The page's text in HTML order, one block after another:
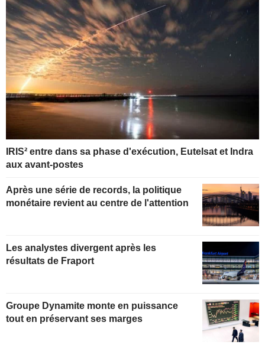
IRIS² entre dans sa phase d'exécution, Eutelsat et Indra
aux avant-postes
Après une série de records, la politique
monétaire revient au centre de l'attention
Les analystes divergent après les
résultats de Fraport
Groupe Dynamite monte en puissance
tout en préservant ses marges